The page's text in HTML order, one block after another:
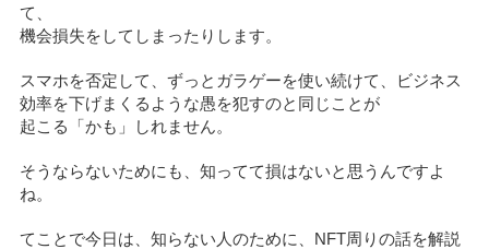
て、
機会損失をしてしまったりします。
スマホを否定して、ずっとガラゲーを使い続けて、ビジネス
効率を下げまくるような愚を犯すのと同じことが
起こる「かも」しれません。
そうならないためにも、知ってて損はないと思うんですよ
ね。
てことで今日は、知らない人のために、NFT周りの話を解説